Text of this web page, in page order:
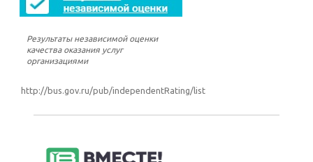
Результаты независимой оценки
качества оказания услуг
организациями
http://bus.gov.ru/pub/independentRating/list